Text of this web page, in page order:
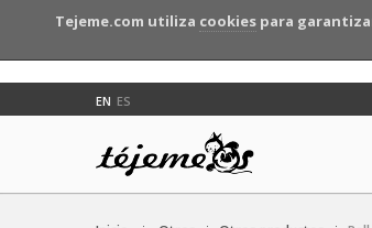
Tejeme.com utiliza cookies para
EN ES